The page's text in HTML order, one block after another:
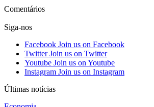
Comentários
Siga-nos
Facebook Join us on Facebook
Twitter Join us on Twitter
Youtube Join us on Youtube
Instagram Join us on Instagram
Últimas notícias